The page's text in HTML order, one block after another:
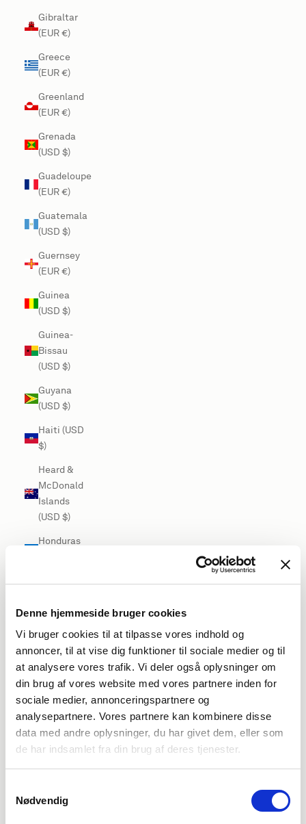
Denne hjemmeside bruger cookies
Vi bruger cookies til at tilpasse vores indhold og
annoncer, til at vise dig funktioner til sociale medier og til
at analysere vores trafik. Vi deler også oplysninger om
din brug af vores website med vores partnere inden for
sociale medier, annonceringspartnere og
analysepartnere. Vores partnere kan kombinere disse
data med andre oplysninger, du har givet dem, eller som
de har indsamlet fra din brug af deres tjenester.
Nødvendig
Gibraltar
(EUR €)
Greece
(EUR €)
Greenland
(EUR €)
Grenada
(USD $)
Guadeloupe
(EUR €)
Guatemala
(USD $)
Guernsey
(EUR €)
Guinea
(USD $)
Guinea-
Bissau
(USD $)
Guyana
(USD $)
Haiti (USD
$)
Heard &
McDonald
Islands
(USD $)
Honduras
$)
Hungary
(EUR €)
Iceland
(USD $)
India (USD
$)
Indonesia
(USD $)
Iraq (USD